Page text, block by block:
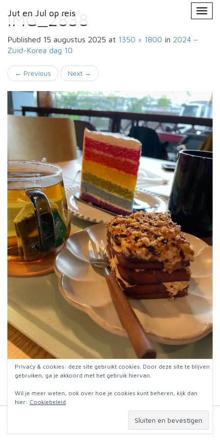
Jut en Jul op reis
Primary
Menu
Jut en Jul op reis
IMG_2838
Published 15 augustus 2025 at 1350 × 1800 in 2024 –
Zuid-Korea dag 10
← Previous Next →
Even schuilen met een stukje taart
Privacy & cookies: deze site gebruikt cookies. Door deze site te blijven
gebruiken, ga je akkoord met het gebruik hiervan.
Wil je meer weten, ook over hoe je cookies kunt beheren, kijk dan
hier: Cookiebeleid